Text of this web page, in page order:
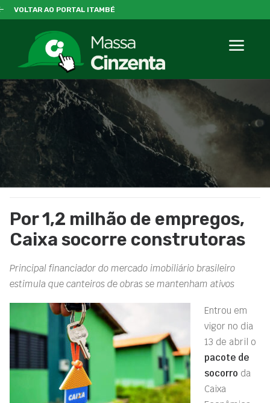
VOLTAR AO PORTAL ITAMBÉ
Por 1,2 milhão de empregos,
Caixa socorre construtoras
Principal financiador do mercado imobiliário brasileiro
estimula que canteiros de obras se mantenham ativos
Entrou em
vigor no dia
13 de abril o
pacote de
socorro da
Caixa